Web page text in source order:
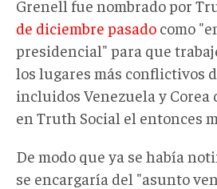
Grenell fue nombrado por
de diciembre pasado como
presidencial" para que
los lugares más conflictivos
incluidos Venezuela y
en Truth Social el entonces
De modo que ya se había
se encargaría del "asunto